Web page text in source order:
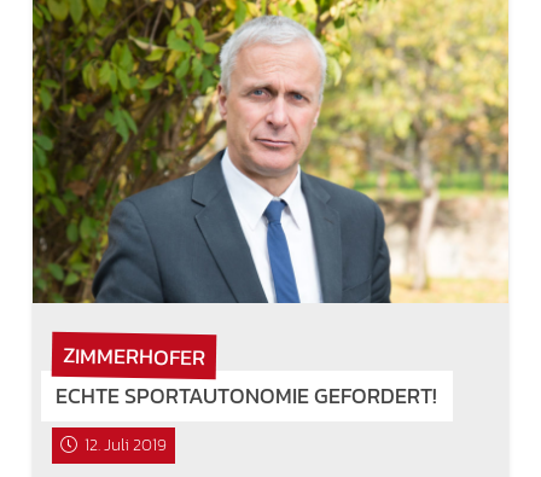
ZIMMERHOFER
ECHTE SPORTAUTONOMIE GEFORDERT!
12. Juli 2019